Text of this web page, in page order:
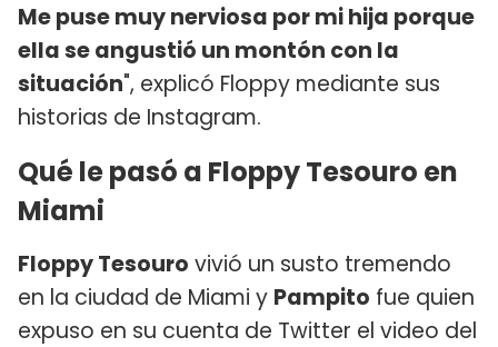
Me puse muy nerviosa por mi hija porque
ella se angustió un montón con la
situación", explicó Floppy mediante sus
historias de Instagram.
Qué le pasó a Floppy Tesouro en
Miami
Floppy Tesouro vivió un susto tremendo
en la ciudad de Miami y Pampito fue quien
expuso en su cuenta de Twitter el video del